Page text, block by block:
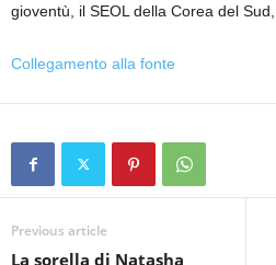
gioventù, il SEOL della Corea del
Collegamento alla fonte
Previous article
La sorella di Natasha